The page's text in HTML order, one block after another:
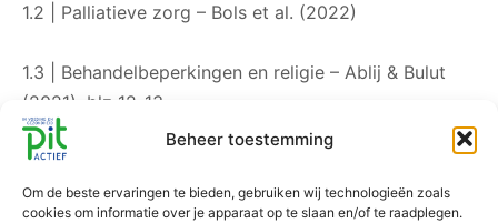
Beheer toestemming
Om de beste ervaringen te bieden, gebruiken wij technologieën zoals
cookies om informatie over je apparaat op te slaan en/of te raadplegen.
1.2 | Palliatieve zorg – Bols et al. (2022)
1.3 | Behandelbeperkingen en religie – Ablij & Bulut
(2021), blz 12-13
1.4 | Communicatie en de hete brij – Ablij & Bulut
(2021), blz 9-11